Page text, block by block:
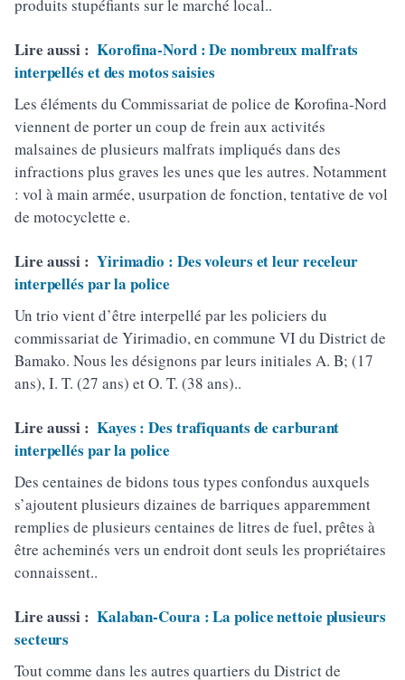
produits stupéfiants sur le marché local..
Lire aussi : Korofina-Nord : De nombreux malfrats
interpellés et des motos saisies
Les éléments du Commissariat de police de Korofina-Nord
viennent de porter un coup de frein aux activités
malsaines de plusieurs malfrats impliqués dans des
infractions plus graves les unes que les autres. Notamment
: vol à main armée, usurpation de fonction, tentative de vol
de motocyclette e.
Lire aussi : Yirimadio : Des voleurs et leur receleur
interpellés par la police
Un trio vient d’être interpellé par les policiers du
commissariat de Yirimadio, en commune VI du District de
Bamako. Nous les désignons par leurs initiales A. B; (17
ans), I. T. (27 ans) et O. T. (38 ans)..
Lire aussi : Kayes : Des trafiquants de carburant
interpellés par la police
Des centaines de bidons tous types confondus auxquels
s’ajoutent plusieurs dizaines de barriques apparemment
remplies de plusieurs centaines de litres de fuel, prêtes à
être acheminés vers un endroit dont seuls les propriétaires
connaissent..
Lire aussi : Kalaban-Coura : La police nettoie plusieurs
secteurs
Tout comme dans les autres quartiers du District de